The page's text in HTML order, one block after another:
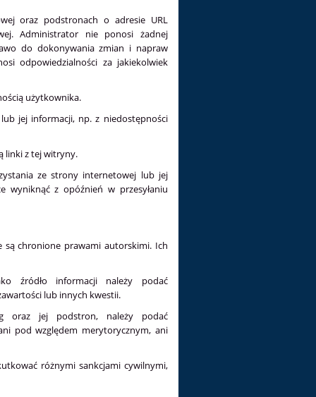
oraz podstronach o adresie URL
Administrator nie ponosi żadnej
do dokonywania zmian i napraw
odpowiedzialności za jakiekolwiek
użytkownika.
jej informacji, np. z niedostępności
linki z tej witryny.
ze strony internetowej lub jej
wyniknąć z opóźnień w przesyłaniu
są chronione prawami autorskimi. Ich
źródło informacji należy podać
lub innych kwestii.
oraz jej podstron, należy podać
pod względem merytorycznym, ani
różnymi sankcjami cywilnymi,